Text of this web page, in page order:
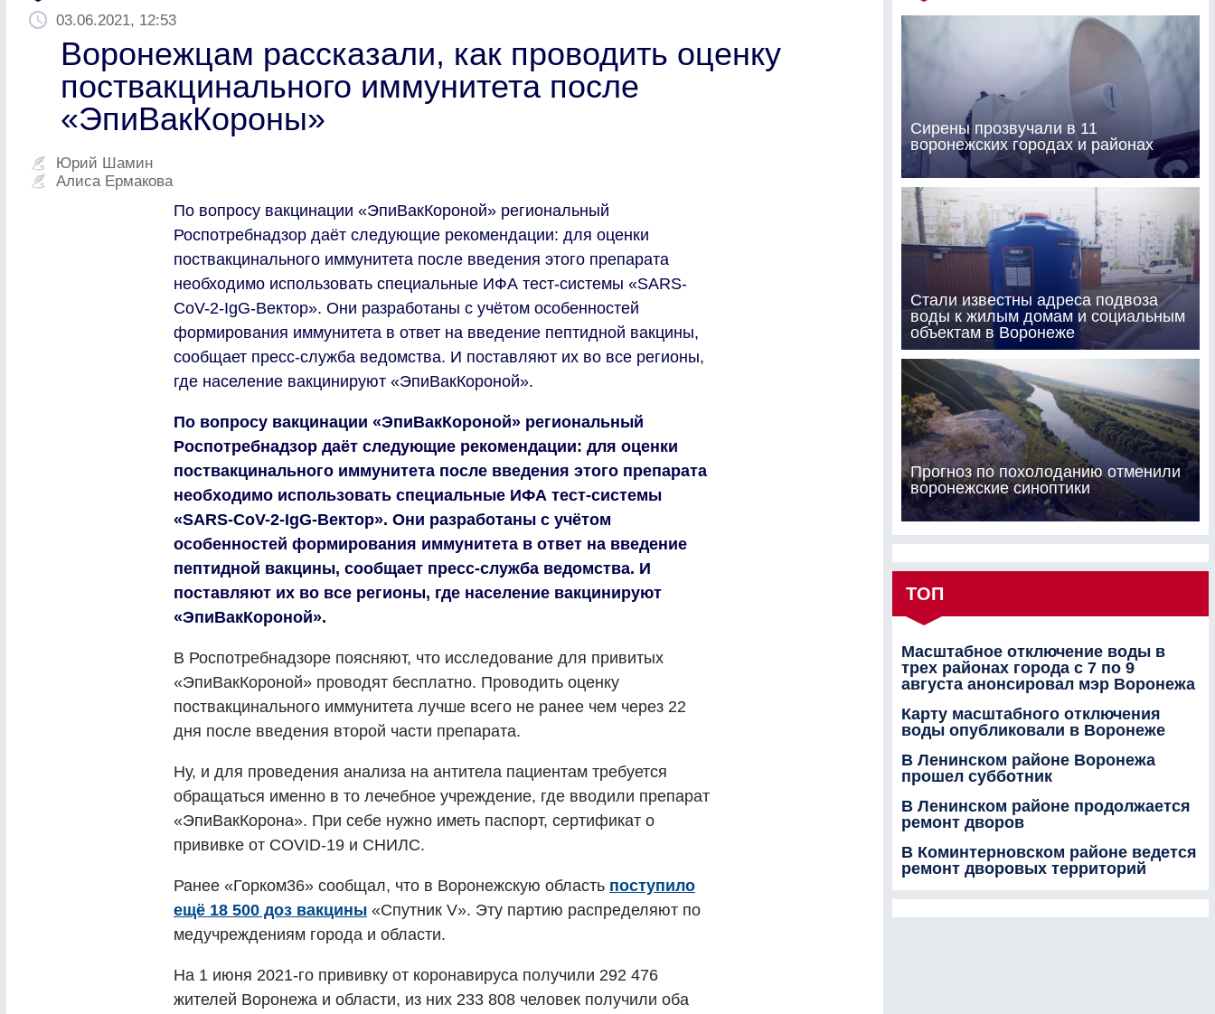
03.06.2021, 12:53
Воронежцам рассказали, как проводить оценку
поствакцинального иммунитета после
«ЭпиВакКороны»
Юрий Шамин
Алиса Ермакова
По вопросу вакцинации «ЭпиВакКороной» региональный
Роспотребнадзор даёт следующие рекомендации: для оценки
поствакцинального иммунитета после введения этого препарата
необходимо использовать специальные ИФА тест-системы «SARS-
CoV-2-IgG-Вектор». Они разработаны с учётом особенностей
формирования иммунитета в ответ на введение пептидной вакцины,
сообщает пресс-служба ведомства. И поставляют их во все регионы,
где население вакцинируют «ЭпиВакКороной».
По вопросу вакцинации «ЭпиВакКороной» региональный
Роспотребнадзор даёт следующие рекомендации: для оценки
поствакцинального иммунитета после введения этого препарата
необходимо использовать специальные ИФА тест-системы
«SARS-CoV-2-IgG-Вектор». Они разработаны с учётом
особенностей формирования иммунитета в ответ на введение
пептидной вакцины, сообщает пресс-служба ведомства. И
поставляют их во все регионы, где население вакцинируют
«ЭпиВакКороной».
В Роспотребнадзоре поясняют, что исследование для привитых
«ЭпиВакКороной» проводят бесплатно. Проводить оценку
поствакцинального иммунитета лучше всего не ранее чем через 22
дня после введения второй части препарата.
Ну, и для проведения анализа на антитела пациентам требуется
обращаться именно в то лечебное учреждение, где вводили препарат
«ЭпиВакКорона». При себе нужно иметь паспорт, сертификат о
прививке от COVID-19 и СНИЛС.
Ранее «Горком36» сообщал, что в Воронежскую область поступило
ещё 18 500 доз вакцины «Спутник V». Эту партию распределяют по
медучреждениям города и области.
На 1 июня 2021-го прививку от коронавируса получили 292 476
жителей Воронежа и области, из них 233 808 человек получили оба
Сирены прозвучали в 11
воронежских городах и районах
Стали известны адреса подвоза
воды к жилым домам и социальным
объектам в Воронеже
Прогноз по похолоданию отменили
воронежские синоптики
ТОП
Масштабное отключение воды в
трех районах города с 7 по 9
августа анонсировал мэр Воронежа
Карту масштабного отключения
воды опубликовали в Воронеже
В Ленинском районе Воронежа
прошел субботник
В Ленинском районе продолжается
ремонт дворов
В Коминтерновском районе ведется
ремонт дворовых территорий